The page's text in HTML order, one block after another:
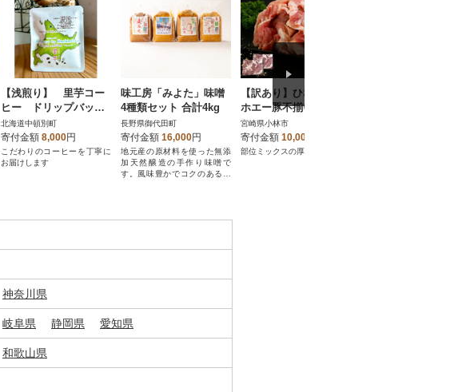
【浅煎り】 里芋コー
ヒー ドリップバック
コーヒー 5袋
北海道中頓別町
寄付金額 8,000円
こだわりのコーヒーを丁寧に
お届けします
味工房「みよた」味噌
4種類セット 合計4kg
長野県御代田町
寄付金額 16,000円
地元産の原材料を使った無添
加天然醸造の手作り味噌で
す。風味豊かでコクのある味
【訳あり】ひなた宮崎
ホエー豚不揃い切り落
とし焼肉 900g(F036)
宮崎県小林市
寄付金額 10,000
部位ミックスの厚切り焼肉用
神奈川県
岐阜県 静岡県 愛知県
和歌山県